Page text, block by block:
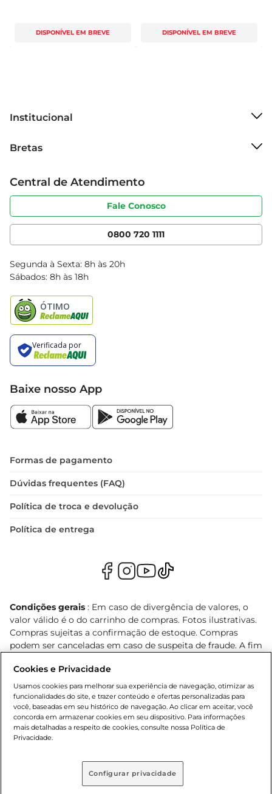
DISPONÍVEL EM BREVE DISPONÍVEL EM BREVE
Institucional
Grupo Cencosud
Sobre privacidade
Portal do fornecedor
Cencosud Media
Bretas
Produtos Bretas
Código de ética
Serviços
Clube Bretas
Blog Bretas
Black Friday
Central de Atendimento
Fale Conosco
0800 720 1111
Segunda à Sexta: 8h às 20h
Sábados: 8h às 18h
Baixe nosso App
Formas de pagamento
Dúvidas frequentes (FAQ)
Política de troca e devolução
Política de entrega
Condições gerais : Em caso de divergência de valores, o
valor válido é o do carrinho de compras. Fotos ilustrativas.
Compras sujeitas a confirmação de estoque. Compras
podem ser canceladas em caso de suspeita de fraude. A fim
nossas promoções, a compra de produtos com preços
promocionais poderá ter sua quantidade limitada por
cliente. Os preços, ofertas e condições são exclusivos para
o e-commerce e válidos durante o dia de hoje, podendo
sofrer alterações sem prévia notificação. Proibida a venda
de bebidas alcoólicas para menores de 18 anos, conforme
Adolescente). Preços e condições exclusivos para o
, podendo sofrer alterações sem aviso
prévio. O valor mínimo para as compras on-line é de R$
Cookies e Privacidade
Usamos cookies para melhorar sua experiência de navegação, otimizar as
funcionalidades do site, e trazer conteúdo e ofertas personalizadas para
você, baseadas em seu histórico de navegação. Ao clicar em aceitar, você
concorda em armazenar cookies em seu dispositivo. Para informações
mais detalhadas a respeito de cookies, consulte nossa Política de
Privacidade.
Configurar privacidade